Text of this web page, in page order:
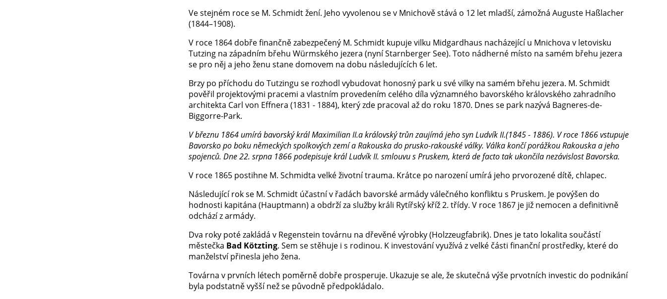
Ve stejném roce se M. Schmidt žení. Jeho vyvolenou se v Mnichově stává o 12 let mladší, zámožná Auguste Haßlacher
(1844–1908).
V roce 1864 dobře finančně zabezpečený M. Schmidt kupuje vilku Midgardhaus nacházející u Mnichova v letovisku
Tutzing na západním břehu Würmského jezera (nyní Starnberger See). Toto nádherné místo na samém břehu jezera
se pro něj a jeho ženu stane domovem na dobu následujících 6 let.
Brzy po příchodu do Tutzingu se rozhodl vybudovat honosný park u své vilky na samém břehu jezera. M. Schmidt
pověřil projektovými pracemi a vlastním provedením celého díla významného bavorského královského zahradního
architekta Carl von Effnera (1831 - 1884), který zde pracoval až do roku 1870. Dnes se park nazývá Bagneres-de-
Biggorre-Park.
V březnu 1864 umírá bavorský král Maximilian II.a královský trůn zaujímá jeho syn Ludvík II.(1845 - 1886). V roce 1866vstupuje
Bavorsko po boku německých spolkových zemí aRakouskadoprusko-rakouské války. Válka končí porážkou Rakouska a jeho
spojenců. Dne22. srpna 1866podepisuje král Ludvík II. smlouvu s Pruskem, která de facto tak ukončila nezávislost Bavorska.
V roce 1865 postihne M. Schmidta velké životní trauma. Krátce po narození umírá jeho prvorozené dítě, chlapec.
Následující rok se M. Schmidt účastní v řadách bavorské armády válečného konfliktu s Pruskem. Je povýšen do
hodnosti kapitána (Hauptmann) a obdrží za služby králi Rytířský kříž 2. třídy. V roce 1867 je již nemocen a definitivně
odchází z armády.
Dva roky poté zakládá v Regenstein továrnu na dřevěné výrobky (Holzzeugfabrik). Dnes je tato lokalita součástí
městečka Bad Kötzting. Sem se stěhuje i s rodinou. K investování využívá z velké části finanční prostředky, které do
manželství přinesla jeho žena.
Továrna v prvních létech poměrně dobře prosperuje. Ukazuje se ale, že skutečná výše prvotních investic do podnikání
byla podstatně vyšší než se původně předpokládalo.